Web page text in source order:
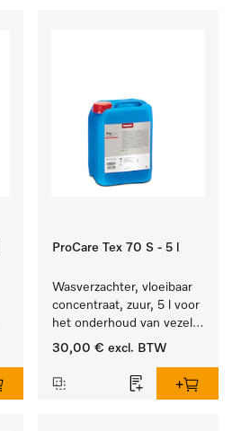
ProCare Tex 70 S - 5 l
Wasverzachter, vloeibaar
concentraat, zuur, 5 l voor
het onderhoud van vezels
zodat het textiel lang
30,00 € excl. BTW